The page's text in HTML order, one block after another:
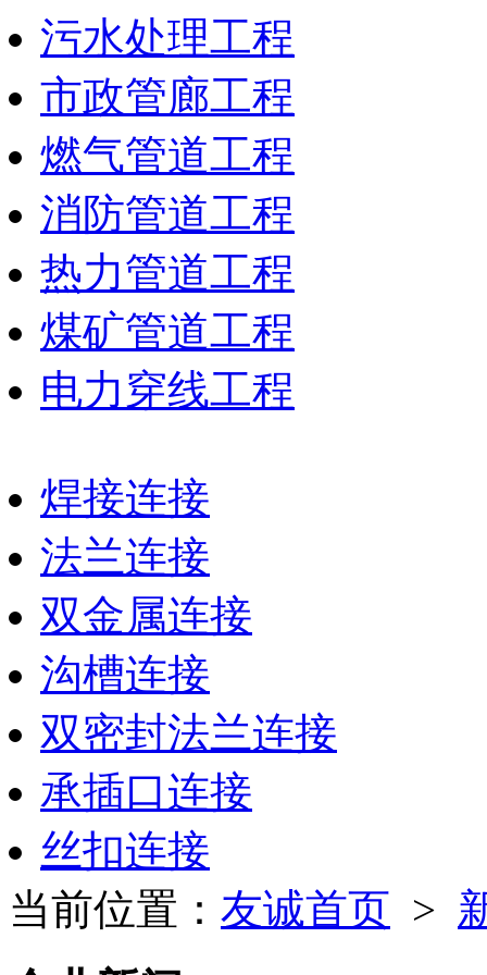
污水处理工程
市政管廊工程
燃气管道工程
消防管道工程
热力管道工程
煤矿管道工程
电力穿线工程
焊接连接
法兰连接
双金属连接
沟槽连接
双密封法兰连接
承插口连接
丝扣连接
当前位置： 友诚首页 >